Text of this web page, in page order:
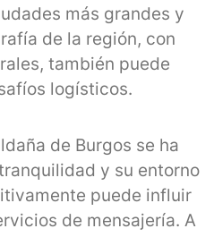
más grandes y
de la región, con
también puede
logísticos.
de Burgos se ha
y su entorno
puede influir
de mensajería. A